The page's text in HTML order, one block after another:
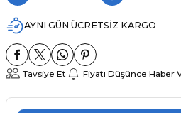
AYNI GÜN ÜCRETSİZ KARGO
Tavsiye Et Fiyatı Düşünce Haber